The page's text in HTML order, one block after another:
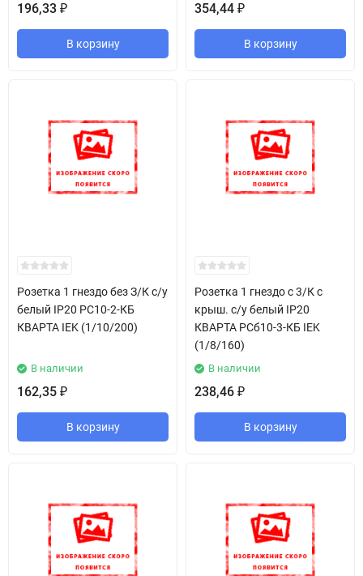
196,33 ₽
В корзину
354,44 ₽
В корзину
Розетка 1 гнездо без З/К с/у
белый IP20 РС10-2-КБ
КВАРТА IEK (1/10/200)
В наличии
162,35 ₽
В корзину
Розетка 1 гнездо с 3/К c
крыш. с/у белый IP20
КВАРТА РСб10-3-КБ IEK
(1/8/160)
В наличии
238,46 ₽
В корзину